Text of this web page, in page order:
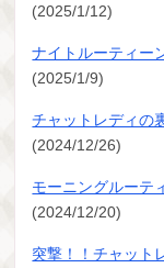
(2025/1/12)
ナイトルーティー
(2025/1/9)
チャットレディの
(2024/12/26)
モーニングルーテ
(2024/12/20)
突撃！！チャット